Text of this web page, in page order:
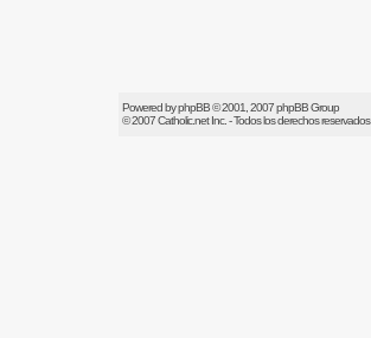
Powered byphpBB© 2001, 2007 phpBB Group
© 2007Catholic.netInc. - Todos los derechos reservados